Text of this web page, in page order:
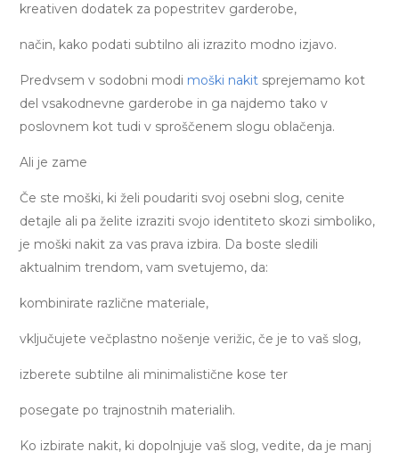
kreativen dodatek za popestritev garderobe,
način, kako podati subtilno ali izrazito modno izjavo.
Predvsem v sodobni modi moški nakit sprejemamo kot
del vsakodnevne garderobe in ga najdemo tako v
poslovnem kot tudi v sproščenem slogu oblačenja.
Ali je zame
Če ste moški, ki želi poudariti svoj osebni slog, cenite
detajle ali pa želite izraziti svojo identiteto skozi simboliko,
je moški nakit za vas prava izbira. Da boste sledili
aktualnim trendom, vam svetujemo, da:
kombinirate različne materiale,
vključujete večplastno nošenje verižic, če je to vaš slog,
izberete subtilne ali minimalistične kose ter
posegate po trajnostnih materialih.
Ko izbirate nakit, ki dopolnjuje vaš slog, vedite, da je manj